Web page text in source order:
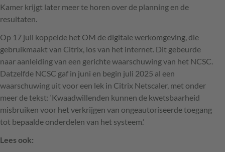
Kamer krijgt later meer te horen over de planning en de
resultaten.
Op 17 juli koppelde het OM de digitale werkomgeving, die
gebruikmaakt van Citrix, los van het internet. Dit gebeurde
naar aanleiding van een gerichte waarschuwing van het NCSC.
Datzelfde NCSC gaf in juni en begin juli 2025 al een
waarschuwing uit voor een lek in Citrix Netscaler, met onder
meer de tekst: ‘Kwaadwillenden kunnen de kwetsbaarheid
misbruiken voor het verkrijgen van ongeautoriseerde toegang
tot bepaalde onderdelen van het systeem.’
Lees ook: